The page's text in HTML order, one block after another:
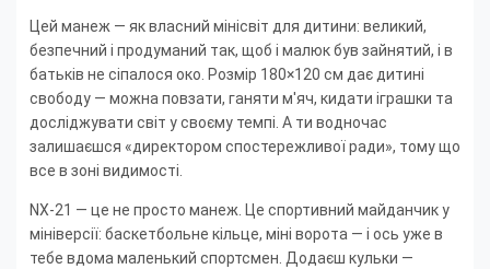
Цей манеж — як власний мінісвіт для дитини: великий,
безпечний і продуманий так, щоб і малюк був зайнятий, і в
батьків не сіпалося око. Розмір 180×120 см дає дитині
свободу — можна повзати, ганяти м'яч, кидати іграшки та
досліджувати світ у своєму темпі. А ти водночас
залишаєшся «директором спостережливої ради», тому що
все в зоні видимості.
NX-21 — це не просто манеж. Це спортивний майданчик у
мініверсії: баскетбольне кільце, міні ворота — і ось уже в
тебе вдома маленький спортсмен. Додаєш кульки —